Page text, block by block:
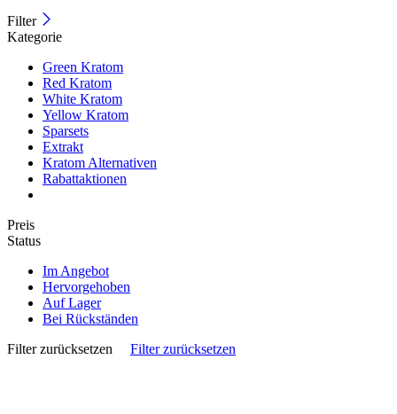
Filter
Kategorie
Green Kratom
Red Kratom
White Kratom
Yellow Kratom
Sparsets
Extrakt
Kratom Alternativen
Rabattaktionen
Preis
Status
Im Angebot
Hervorgehoben
Auf Lager
Bei Rückständen
Filter zurücksetzen
Filter zurücksetzen